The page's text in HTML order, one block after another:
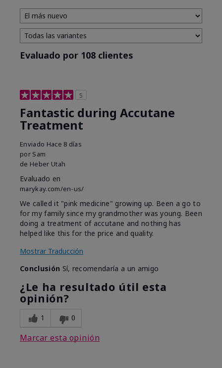
Evaluado por 108 clientes
5
Fantastic during Accutane
Treatment
Enviado Hace 8 días
por Sam
de Heber Utah
Evaluado en
marykay.com/en-us/
We called it "pink medicine" growing up. Been a go to
for my family since my grandmother was young. Been
doing a treatment of accutane and nothing has
helped like this for the price and quality.
Mostrar Traducción
Conclusión Sí, recomendaría a un amigo
¿Le ha resultado útil esta
opinión?
1 0
Marcar esta opinión